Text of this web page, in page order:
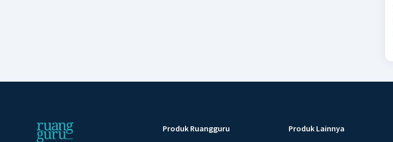
Produk Ruangguru Produk Lainnya